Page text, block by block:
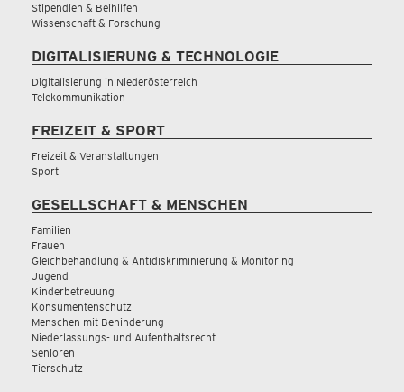
Stipendien & Beihilfen
Wissenschaft & Forschung
DIGITALISIERUNG & TECHNOLOGIE
Digitalisierung in Niederösterreich
Telekommunikation
FREIZEIT & SPORT
Freizeit & Veranstaltungen
Sport
GESELLSCHAFT & MENSCHEN
Familien
Frauen
Gleichbehandlung & Antidiskriminierung & Monitoring
Jugend
Kinderbetreuung
Konsumentenschutz
Menschen mit Behinderung
Niederlassungs- und Aufenthaltsrecht
Senioren
Tierschutz